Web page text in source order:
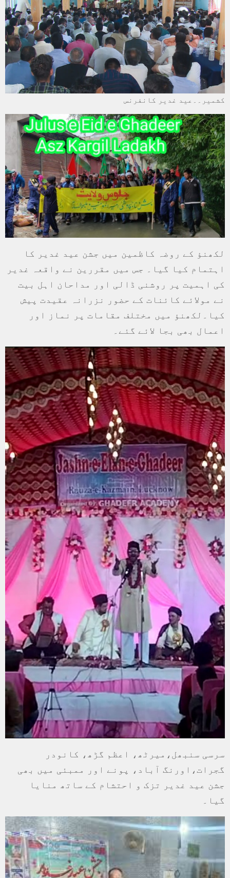
کشمیر۔۔عید غدیر کانفرنس
لکھنؤ کے روضہ کاظمین میں جشن عید غدیر کا
اہتمام کیا گیا۔ جس میں مقررین نے واقعہ غدیر
کی اہمیت پر روشنی ڈالی اور مداحان اہل بیت
نے مولائے کائنات کے حضور نزرانہ عقیدت پیش
کیا۔لکھنؤ میں مختلف مقامات پر نماز اور
اعمال بھی بجا لائے گئے۔
سرسی سنبھل،میرٹھ، اعظم گڑھ، کانودر
گجرات،اورنگ آباد، پونے اور ممبئی میں بھی
جشن عید غدیر تزک و احتشام کے ساتھ منایا
گیا۔